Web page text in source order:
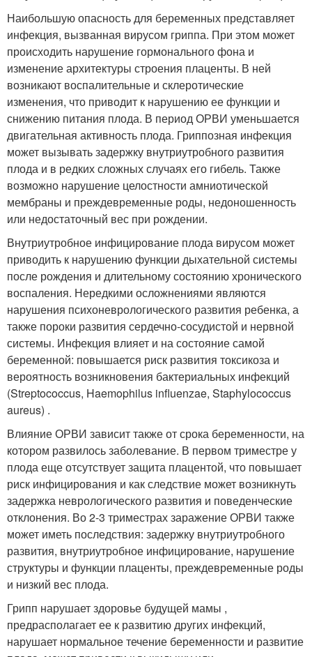
Наибольшую опасность для беременных представляет
инфекция, вызванная вирусом гриппа. При этом может
происходить нарушение гормонального фона и
изменение архитектуры строения плаценты. В ней
возникают воспалительные и склеротические
изменения, что приводит к нарушению ее функции и
снижению питания плода. В период ОРВИ уменьшается
двигательная активность плода. Гриппозная инфекция
может вызывать задержку внутриутробного развития
плода и в редких сложных случаях его гибель. Также
возможно нарушение целостности амниотической
мембраны и преждевременные роды, недоношенность
или недостаточный вес при рождении.
Внутриутробное инфицирование плода вирусом может
приводить к нарушению функции дыхательной системы
после рождения и длительному состоянию хронического
воспаления. Нередкими осложнениями являются
нарушения психоневрологического развития ребенка, а
также пороки развития сердечно-сосудистой и нервной
системы. Инфекция влияет и на состояние самой
беременной: повышается риск развития токсикоза и
вероятность возникновения бактериальных инфекций
(Streptococcus, Haemophilus influenzae, Staphylococcus
aureus) .
Влияние ОРВИ зависит также от срока беременности, на
котором развилось заболевание. В первом триместре у
плода еще отсутствует защита плацентой, что повышает
риск инфицирования и как следствие может возникнуть
задержка неврологического развития и поведенческие
отклонения. Во 2-3 триместрах заражение ОРВИ также
может иметь последствия: задержку внутриутробного
развития, внутриутробное инфицирование, нарушение
структуры и функции плаценты, преждевременные роды
и низкий вес плода.
Грипп нарушает здоровье будущей мамы ,
предрасполагает ее к развитию других инфекций,
нарушает нормальное течение беременности и развитие